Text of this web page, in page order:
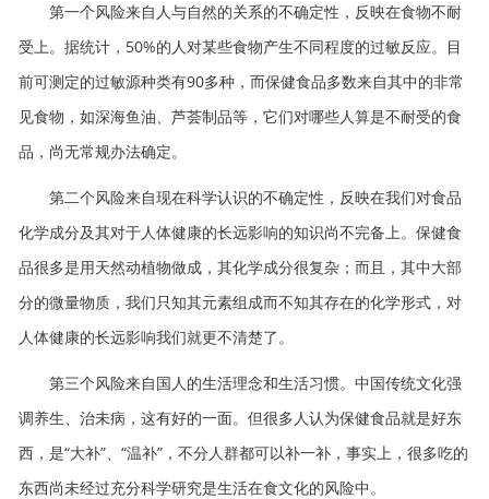
第一个风险来自人与自然的关系的不确定性，反映在食物不耐
受上。据统计，50%的人对某些食物产生不同程度的过敏反应。目
前可测定的过敏源种类有90多种，而保健食品多数来自其中的非常
见食物，如深海鱼油、芦荟制品等，它们对哪些人算是不耐受的食
品，尚无常规办法确定。
第二个风险来自现在科学认识的不确定性，反映在我们对食品
化学成分及其对于人体健康的长远影响的知识尚不完备上。保健食
品很多是用天然动植物做成，其化学成分很复杂；而且，其中大部
分的微量物质，我们只知其元素组成而不知其存在的化学形式，对
人体健康的长远影响我们就更不清楚了。
第三个风险来自国人的生活理念和生活习惯。中国传统文化强
调养生、治未病，这有好的一面。但很多人认为保健食品就是好东
西，是“大补”、“温补”，不分人群都可以补一补，事实上，很多吃的
东西尚未经过充分科学研究是生活在食文化的风险中。